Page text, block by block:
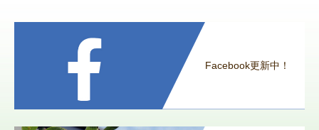
Facebook更新中！